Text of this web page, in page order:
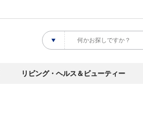
リビング・ヘルス＆ビューティー